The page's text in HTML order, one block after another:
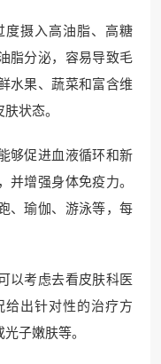
度摄入高油脂、高糖
脂分泌，容易导致毛
水果、蔬菜和富含维
状态。
够促进血液循环和新
并增强身体免疫力。
、瑜伽、游泳等，每
以考虑去看皮肤科医
出针对性的治疗方
子嫩肤等。